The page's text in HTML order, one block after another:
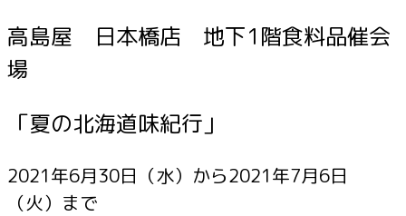
高島屋 日本橋店 地下1階食料品催会
場
「夏の北海道味紀行」
2021年6月30日（水）から2021年7月6日
（火）まで